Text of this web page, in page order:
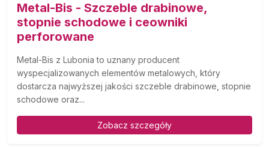
Metal-Bis - Szczeble drabinowe,
stopnie schodowe i ceowniki
perforowane
Metal-Bis z Lubonia to uznany producent
wyspecjalizowanych elementów metalowych, który
dostarcza najwyższej jakości szczeble drabinowe, stopnie
schodowe oraz...
Zobacz szczegóły